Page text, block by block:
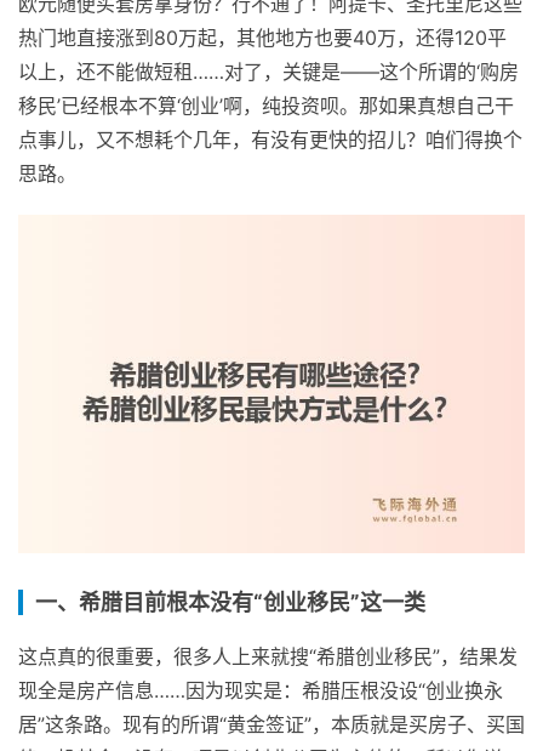
热门地直接涨到80万起，其他地方也要40万，还得120平
以上，还不能做短租……对了，关键是——这个所谓的‘购房
移民’已经根本不算‘创业’啊，纯投资呗。那如果真想自己干
点事儿，又不想耗个几年，有没有更快的招儿？咱们得换个
思路。
一、希腊目前根本没有“创业移民”这一类
这点真的很重要，很多人上来就搜“希腊创业移民”，结果发
现全是房产信息……因为现实是：希腊压根没设“创业换永
居”这条路。现有的所谓“黄金签证”，本质就是买房子、买国